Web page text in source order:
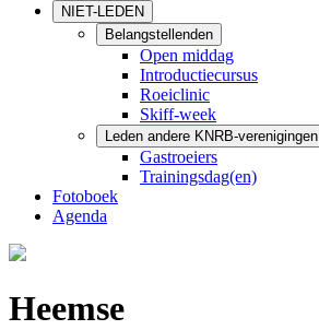
NIET-LEDEN
Belangstellenden
Open middag
Introductiecursus
Roeiclinic
Skiff-week
Leden andere KNRB-verenigingen
Gastroeiers
Trainingsdag(en)
Fotoboek
Agenda
Heemse